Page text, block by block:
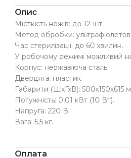
Опис
Місткість ножів: до 12 шт.
Метод обробки:
Час стерилізації: до 60 хвилин.
У робочому режимі можливий
Корпус: нержавіюча сталь.
Дверцята: пластик.
Габарити (ШхГхВ): 500х150х615
Потужність: 0,01 кВт (10 Вт).
Напруга: 220 В.
Вага: 5,5 кг.
Оплата